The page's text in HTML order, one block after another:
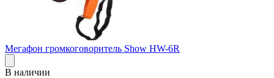
Мегафон громкоговоритель Show HW-6R
В наличии